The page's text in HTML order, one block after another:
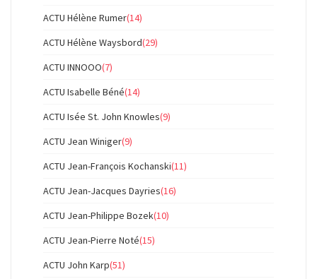
ACTU Hélène Rumer(14)
ACTU Hélène Waysbord(29)
ACTU INNOOO(7)
ACTU Isabelle Béné(14)
ACTU Isée St. John Knowles(9)
ACTU Jean Winiger(9)
ACTU Jean-François Kochanski(11)
ACTU Jean-Jacques Dayries(16)
ACTU Jean-Philippe Bozek(10)
ACTU Jean-Pierre Noté(15)
ACTU John Karp(51)